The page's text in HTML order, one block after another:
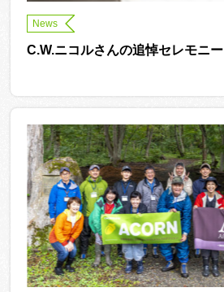
News
C.W.ニコルさんの追悼セレモニー